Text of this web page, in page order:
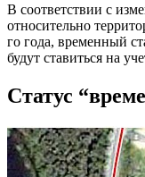
В соответствии с
относительно
го года, временный
будут ставиться на
Статус